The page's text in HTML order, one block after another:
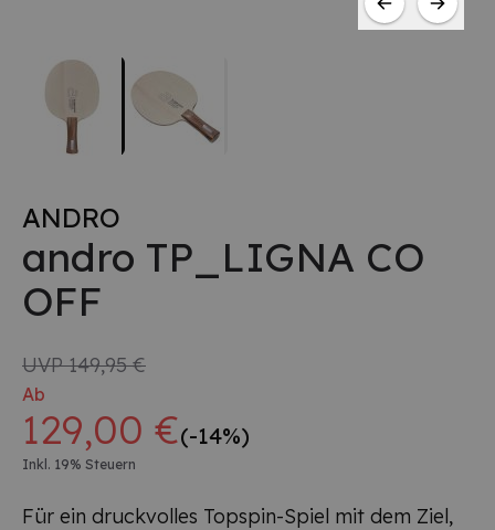
ANDRO
andro TP_LIGNA CO
OFF
UVP149,95 €
Ab
129,00 €(-14%)
Inkl. 19% Steuern
Für ein druckvolles Topspin-Spiel mit dem Ziel,